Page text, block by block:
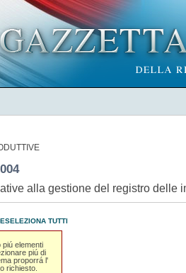
alla gestione del registro delle
TUTTI
piú elementi
piú di
proporrá l'
richiesto.